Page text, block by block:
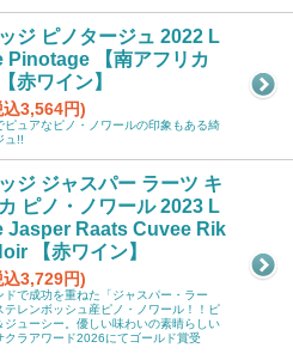
ジ ピノタージュ 2022 L
【南アフリカ
赤ワイン】
3,564円)
ピュアなピノ・ノワールの印象もある綺
ュ!!
ジ ジャスパー ラーツ キ
ピノ・ノワール 2023 L
Jasper Raats Cuvee Rik
【赤ワイン】
3,729円)
ドで成功を重ねた「ジャスパー・ラー
テレンボッシュ産ピノ・ノワール！！ピ
ジューシー。優しい味わいの素晴らしい
クラアワード2026にてゴールド賞受